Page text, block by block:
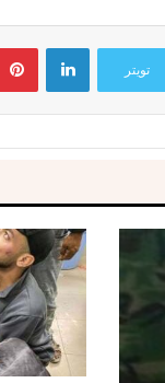
تويتر
لينكدإن